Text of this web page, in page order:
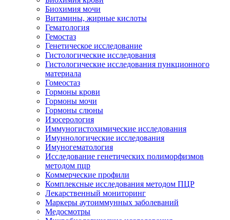
Биохимия мочи
Витамины, жирные кислоты
Гематология
Гемостаз
Генетическое исследование
Гистологические исследования
Гистологические исследования пункционного
материала
Гомеостаз
Гормоны крови
Гормоны мочи
Гормоны слюны
Изосерология
Иммуногистохимические исследования
Имуннологические исследования
Имуногематология
Исследование генетических полиморфизмов
методом пцр
Коммерческие профили
Комплексные исследования методом ПЦР
Лекарственный мониторинг
Маркеры аутоиммунных заболеваний
Медосмотры